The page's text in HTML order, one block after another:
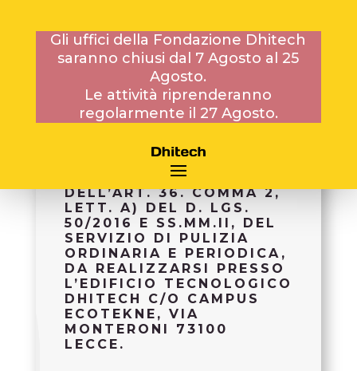
Gli uffici della Fondazione Dhitech
saranno chiusi dal 7 Agosto al 25
Agosto.
Le attività riprenderanno
regolarmente il 27 Agosto.
19 GENNAIO 2018
RICHIESTA DI
PREVENTIVO PER
L’AFFIDAMENTO, AI SENSI
DELL’ART. 36. COMMA 2,
LETT. A) DEL D. LGS.
50/2016 E SS.MM.II, DEL
SERVIZIO DI PULIZIA
ORDINARIA E PERIODICA,
DA REALIZZARSI PRESSO
L’EDIFICIO TECNOLOGICO
DHITECH C/O CAMPUS
ECOTEKNE, VIA
MONTERONI 73100
LECCE.